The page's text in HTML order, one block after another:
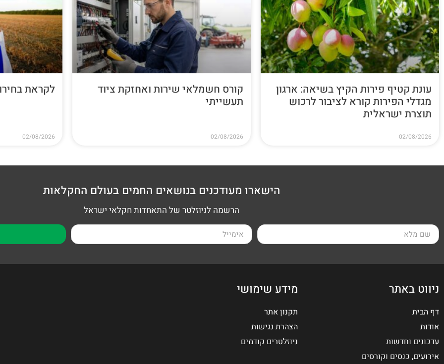
עונת קטיף פירות הקיץ בשיאה: ארגון
מגדלי הפירות קורא לציבור לרכוש
תוצרת ישראלית
02/08/2026
קורס חשמלאי שירות ואחזקת ציוד
תעשייתי
02/08/2026
לקראת בחירות
02/08/2026
הישארו מעודכנים בנושאים החמים בעולם החקלאות
הרשמה לניוזלטר של התאחדות חקלאי ישראל
ניווט באתר
דף הבית
אודות
עדכונים וחדשות
אירועים, כנסים וקורסים
מידע שימושי
תקנון אתר
הצהרת נגישות
ניוזלטרים קודמים